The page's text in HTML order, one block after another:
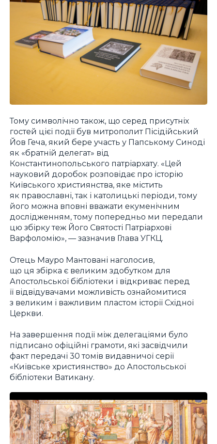
Тому символічно також, що серед присутніх
гостей цієї події був митрополит Пісідійський
Йов Геча, який бере участь у Папському Синоді
як «братній делегат» від
Константинопольського патріархату. «Цей
науковий доробок розповідає про історію
Київського християнства, яке містить
як православні, так і католицькі періоди, тому
його можна вповні вважати екуменічним
дослідженням, тому попередньо ми передали
цю збірку теж Його Святості Патріархові
Варфоломію», — зазначив Глава УГКЦ.
Отець Мауро Мантовані наголосив,
що ця збірка є великим здобутком для
Апостольської бібліотеки і відкриває перед
її відвідувачами можливість ознайомитися
з великим і важливим пластом історії Східної
Церкви.
На завершення події між делегаціями було
підписано офіційні грамоти, які засвідчили
факт передачі 30 томів видавничої серії
«Київське християнство» до Апостольської
бібліотеки Ватикану.